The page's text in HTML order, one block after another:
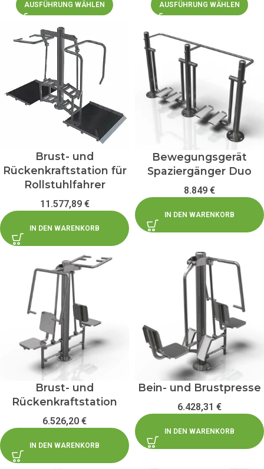
AUSFÜHRUNG WÄHLEN AUSFÜHRUNG WÄHLEN
Brust- und
Rückenkraftstation für
Rollstuhlfahrer
11.577,89 €
IN DEN WARENKORB
Bewegungsgerät
Spaziergänger Duo
8.849 €
IN DEN WARENKORB
Brust- und
Rückenkraftstation
6.526,20 €
IN DEN WARENKORB
Bein- und Brustpresse
6.428,31 €
IN DEN WARENKORB